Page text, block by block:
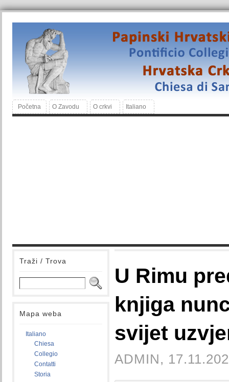
Početna O Zavodu O crkvi Italiano
Traži / Trova
Mapa weba
Italiano
Chiesa
Collegio
Contatti
Storia
U Rimu
knjiga
svijet
ADMIN,